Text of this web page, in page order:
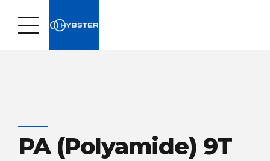
PA (Polyamide) 9T